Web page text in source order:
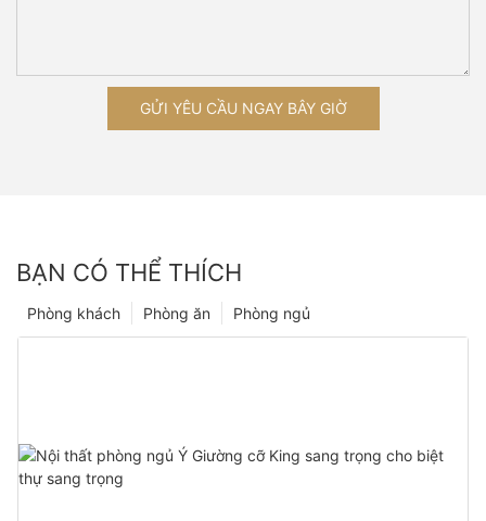
GỬI YÊU CẦU NGAY BÂY GIỜ
BẠN CÓ THỂ THÍCH
Phòng ngủ
Phòng ăn
Phòng khách